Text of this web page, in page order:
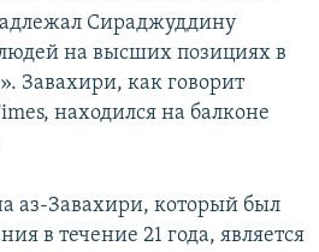
Сираджуддину
на высших позициях в
Завахири, как говорит
находился на балконе
аз-Завахири, который был
в течение 21 года, является